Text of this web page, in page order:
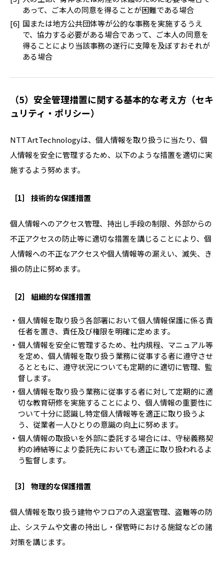
あって、ご本人の同意を得ることが困難である場合
国または地方公共団体等が公的な事務を実施するうえ
で、協力する必要がある場合であって、ご本人の同意を
得ることにより当該事務の遂行に支障を及ぼすおそれが
ある場合
（5）安全管理措置に関する基本的な考え方（セキ
ュリティ・ポリシー）
NTT ArtTechnologyは、個人情報を取り扱うに当たり、個
人情報を安全に管理するため、以下のような措置を適切に実
施するよう努めます。
［1］ 技術的な保護措置
個人情報へのアクセス管理、持出し手段の制限、外部からの
不正アクセスの防止等に適切な措置を講じることにより、個
人情報への不正なアクセスや個人情報等の漏えい、滅失、き
損の防止に努めます。
［2］ 組織的な保護措置
個人情報を取り扱う各部署において個人情報保護に係る責
任者を置き、責任及び権限を明確に定めます。
個人情報を安全に管理するため、社内規程、マニュアル等
を定め、個人情報を取り扱う業務に従事する者に遵守させ
るとともに、遵守状況についても定期的に適切に管理、監
督します。
個人情報を取り扱う業務に従事する者に対して定期的に適
切な教育研修を実施することにより、個人情報の重要性に
ついて十分に認識し特定個人情報等を適正に取り扱うよ
う、従業者一人ひとりの意識の向上に努めます。
個人情報の取扱いを外部に委託する場合には、守秘義務契
約の締結等により委託先においても適正に取り扱われるよ
う監督します。
［3］ 物理的な保護措置
個人情報を取り扱う建物やフロアの入退室管理、盗難等の防
止、システムや文書の持出し・保管時における施錠などの諸
対策を講じます。